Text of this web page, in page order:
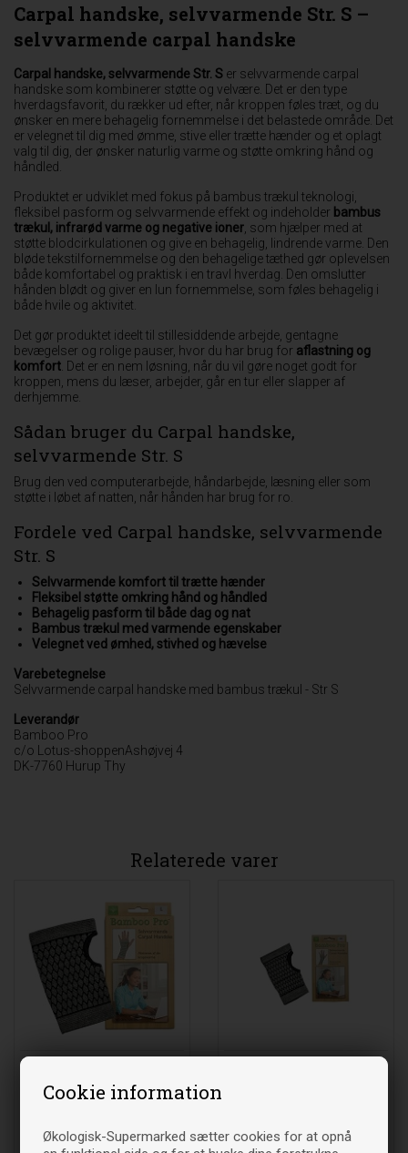
Cookie information
Økologisk-Supermarked sætter cookies for at opnå
Carpal handske, selvvarmende Str. S –
selvvarmende carpal handske
Carpal handske, selvvarmende Str. S er selvvarmende carpal
handske som kombinerer støtte og velvære. Det er den type
hverdagsfavorit, du rækker ud efter, når kroppen føles træt, og du
ønsker en mere behagelig fornemmelse i det belastede område. Det
er velegnet til dig med ømme, stive eller trætte hænder og et oplagt
valg til dig, der ønsker naturlig varme og støtte omkring hånd og
håndled.
Produktet er udviklet med fokus på bambus trækul teknologi,
fleksibel pasform og selvvarmende effekt og indeholder bambus
trækul, infrarød varme og negative ioner , som hjælper med at
støtte blodcirkulationen og give en behagelig, lindrende varme. Den
bløde tekstilfornemmelse og den behagelige tæthed gør oplevelsen
både komfortabel og praktisk i en travl hverdag. Den omslutter
hånden blødt og giver en lun fornemmelse, som føles behagelig i
både hvile og aktivitet.
Det gør produktet ideelt til stillesiddende arbejde, gentagne
bevægelser og rolige pauser, hvor du har brug for aflastning og
komfort . Det er en nem løsning, når du vil gøre noget godt for
kroppen, mens du læser, arbejder, går en tur eller slapper af
derhjemme.
Sådan bruger du Carpal handske,
selvvarmende Str. S
Brug den ved computerarbejde, håndarbejde, læsning eller som
støtte i løbet af natten, når hånden har brug for ro.
Fordele ved Carpal handske, selvvarmende
Str. S
Selvvarmende komfort til trætte hænder
Fleksibel støtte omkring hånd og håndled
Behagelig pasform til både dag og nat
Bambus trækul med varmende egenskaber
Velegnet ved ømhed, stivhed og hævelse
Varebetegnelse
Selvvarmende carpal handske med bambus trækul - Str S
Leverandør
Bamboo Pro
c/o Lotus-shoppenAshøjvej 4
DK-7760 Hurup Thy
Relaterede varer
Carpal handske - Str. L -
192 DKK 192